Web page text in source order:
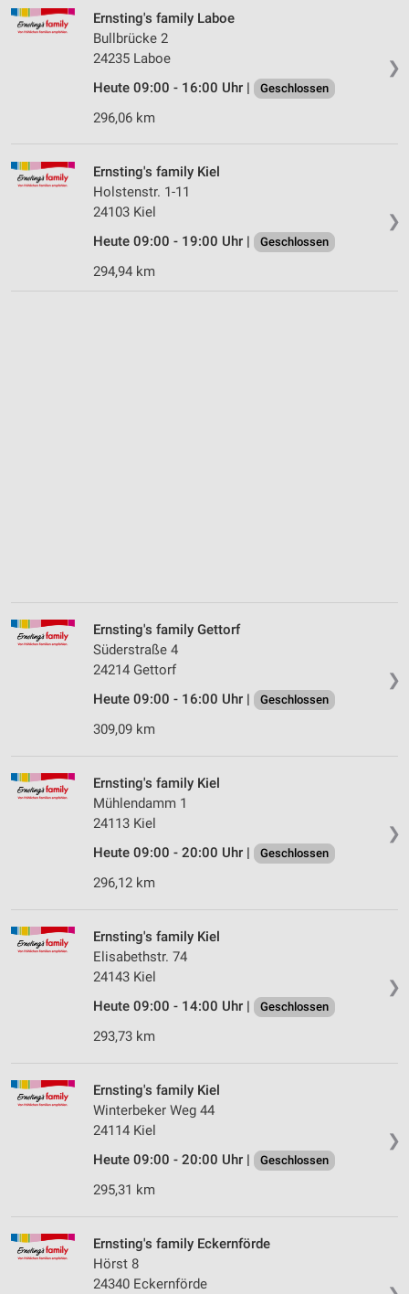
❯
Ernsting's family Laboe
Bullbrücke 2
24235 Laboe
Heute 09:00 - 16:00 Uhr |
Geschlossen
296,06 km
❯
Ernsting's family Kiel
Holstenstr. 1-11
24103 Kiel
Heute 09:00 - 19:00 Uhr |
Geschlossen
294,94 km
❯
Ernsting's family Gettorf
Süderstraße 4
24214 Gettorf
Heute 09:00 - 16:00 Uhr |
Geschlossen
309,09 km
❯
Ernsting's family Kiel
Mühlendamm 1
24113 Kiel
Heute 09:00 - 20:00 Uhr |
Geschlossen
296,12 km
❯
Ernsting's family Kiel
Elisabethstr. 74
24143 Kiel
Heute 09:00 - 14:00 Uhr |
Geschlossen
293,73 km
❯
Ernsting's family Kiel
Winterbeker Weg 44
24114 Kiel
Heute 09:00 - 20:00 Uhr |
Geschlossen
295,31 km
Ernsting's family Eckernförde
Hörst 8
24340 Eckernförde